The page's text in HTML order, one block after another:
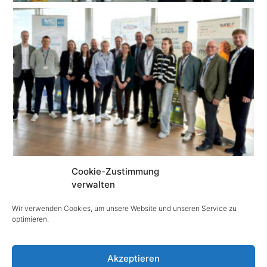
Cookie-Zustimmung
verwalten
Wir verwenden Cookies, um unsere Website und unseren Service zu
optimieren.
Akzeptieren
ecoplus.at